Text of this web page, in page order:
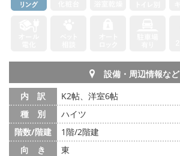
設備・周辺情報など
内 訳
K2帖、洋室6帖
種 別
ハイツ
階数/階建
1階/2階建
向 き
東